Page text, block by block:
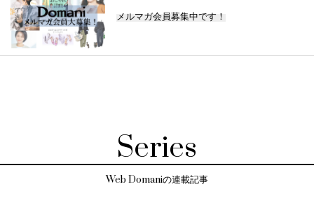
メルマガ会員募集中です！
Series
Web Domaniの連載記事